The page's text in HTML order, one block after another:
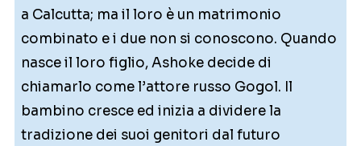
a Calcutta; ma il loro è un matrimonio
combinato e i due non si conoscono. Quando
nasce il loro figlio, Ashoke decide di
chiamarlo come l’attore russo Gogol. Il
bambino cresce ed inizia a dividere la
tradizione dei suoi genitori dal futuro